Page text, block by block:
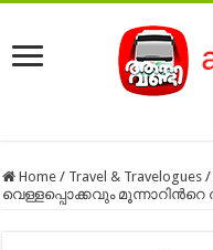
Home / Travel & Travelogues /
വെള്ളപ്പൊക്കവും മൂന്നാറിന്‍റെ